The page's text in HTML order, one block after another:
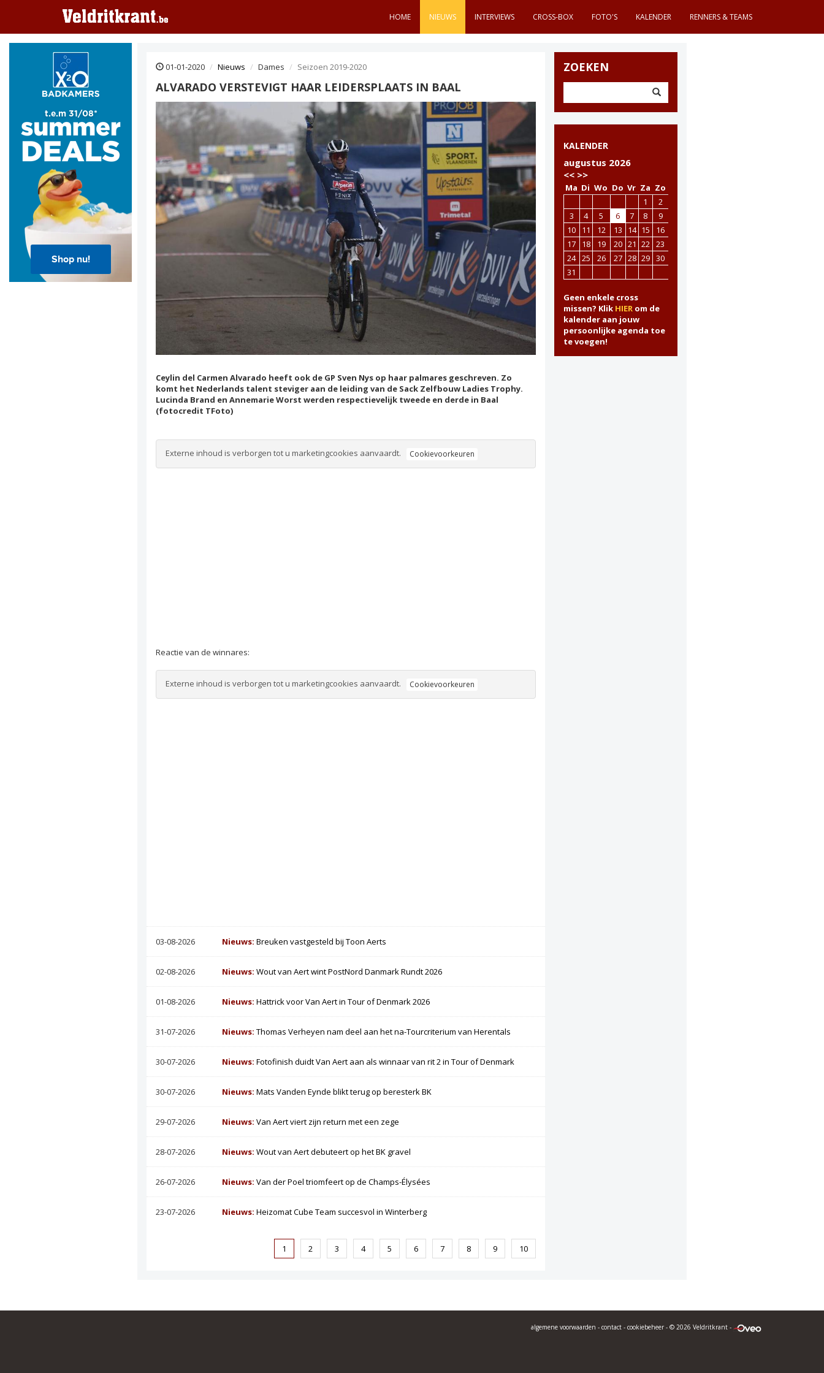
HOME NIEUWS INTERVIEWS CROSS-BOX FOTO'S KALENDER RENNERS & TEAMS
01-01-2020 Nieuws Dames Seizoen 2019-2020
ALVARADO VERSTEVIGT HAAR LEIDERSPLAATS IN BAAL
Ceylin del Carmen Alvarado heeft ook de GP Sven Nys op haar palmares geschreven. Zo
komt het Nederlands talent steviger aan de leiding van de Sack Zelfbouw Ladies Trophy.
Lucinda Brand en Annemarie Worst werden respectievelijk tweede en derde in Baal
(fotocredit TFoto)
Externe inhoud is verborgen tot u marketingcookies aanvaardt. Cookievoorkeuren
Reactie van de winnares:
Externe inhoud is verborgen tot u marketingcookies aanvaardt. Cookievoorkeuren
03-08-2026 Nieuws:Breuken vastgesteld bij Toon Aerts
02-08-2026 Nieuws:Wout van Aert wint PostNord Danmark Rundt 2026
01-08-2026 Nieuws:Hattrick voor Van Aert in Tour of Denmark 2026
31-07-2026 Nieuws:Thomas Verheyen nam deel aan het na-Tourcriterium van Herentals
30-07-2026 Nieuws:Fotofinish duidt Van Aert aan als winnaar van rit 2 in Tour of Denmark
30-07-2026 Nieuws:Mats Vanden Eynde blikt terug op beresterk BK
29-07-2026 Nieuws:Van Aert viert zijn return met een zege
28-07-2026 Nieuws:Wout van Aert debuteert op het BK gravel
26-07-2026 Nieuws:Van der Poel triomfeert op de Champs-Élysées
23-07-2026 Nieuws:Heizomat Cube Team succesvol in Winterberg
1 2 3 4 5 6 7 8 9 10
ZOEKEN
KALENDER
augustus 2026
<< >>
Ma Di Wo Do Vr Za Zo
1
2
3
4 5 6 7 8
9
10
11 12 13 14 15
16
17
18 19 20 21 22 23
24 25 26 27 28 29 30
31
Geen enkele cross
missen? Klik HIERom de
kalender aan jouw
persoonlijke agenda toe
te voegen!
algemene voorwaarden - contact - cookiebeheer - © 2026 Veldritkrant -